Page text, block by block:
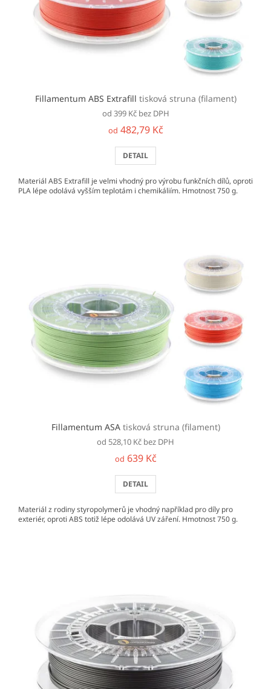
Fillamentum ABS Extrafill tisková struna (filament)
od 399 Kč bez DPH
od 482,79 Kč
DETAIL
Materiál ABS Extrafill je velmi vhodný pro výrobu funkčních dílů, oproti
PLA lépe odolává vyšším teplotám i chemikáliím. Hmotnost 750 g.
Fillamentum ASA tisková struna (filament)
od 528,10 Kč bez DPH
od 639 Kč
DETAIL
Materiál z rodiny styropolymerů je vhodný například pro díly pro
exteriér, oproti ABS totiž lépe odolává UV záření. Hmotnost 750 g.